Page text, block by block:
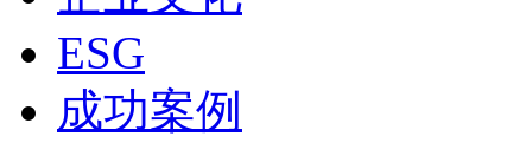
ESG
成功案例